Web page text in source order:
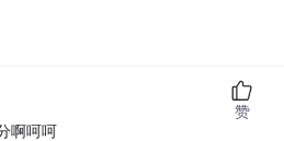
啊呵呵
赞